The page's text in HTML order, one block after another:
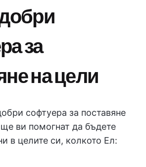
за
на цели
софтуера за поставяне
ви помогнат да бъдете
в целите си, колкото Ел: